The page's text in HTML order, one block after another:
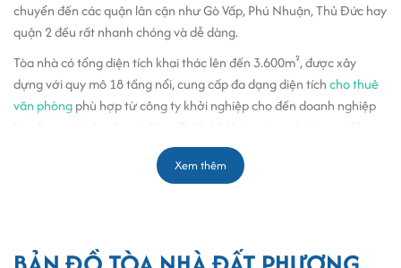
chuyển đến các quận lân cận như Gò Vấp, Phú Nhuận, Thủ Đức hay
quận 2 đều rất nhanh chóng và dễ dàng.
Tòa nhà có tổng diện tích khai thác lên đến 3.600m², được xây
dựng với quy mô 18 tầng nổi, cung cấp đa dạng diện tíchcho thuê
văn phòngphù hợp từ công ty khởi nghiệp cho đến doanh nghiệp
thông thoáng và tính thực tiễn, kết hợp với hệ thống chiếu sáng,
máy lạnh, thang máy và các tiện ích vận hành theo chuẩn
thuê văn phòng quận Bình Thạnh
, tòa nhà không chỉ thu hút nhờ
Xem thêm